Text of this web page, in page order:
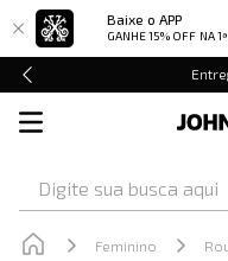
Baixe o APP
GANHE 15% OFF NA
Feminino